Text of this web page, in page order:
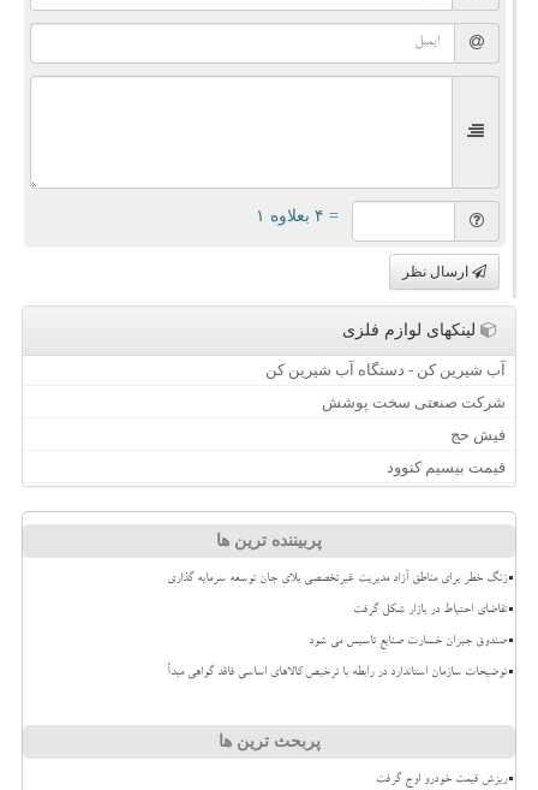
= ۴ بعلاوه ۱
ارسال نظر
لینکهای لوازم فلزی
آب شیرین کن - دستگاه آب شیرین کن
شرکت صنعتی سخت پوشش
فیش حج
قیمت بیسیم کنوود
پربیننده ترین ها
زنگ خطر برای مناطق آزاد مدیریت غیرتخصصی بلای جان توسعه سرمایه گذاری
تقاضای احتیاط در بازار شکل گرفت
صندوق جبران خسارت صنایع تاسیس می شود
توضیحات سازمان استاندارد در رابطه با ترخیص کالاهای اساسی فاقد گواهی مبدأ
پربحث ترین ها
ریزش قیمت خودرو اوج گرفت